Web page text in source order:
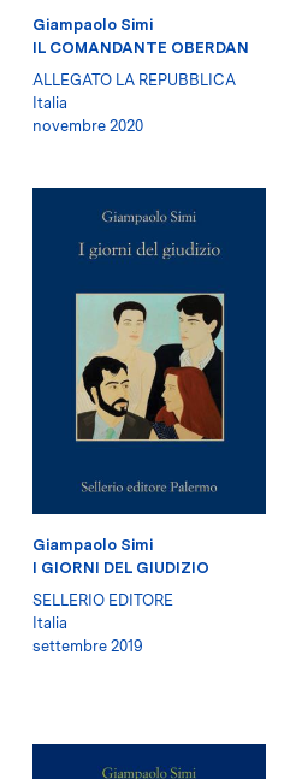
Giampaolo Simi
IL COMANDANTE OBERDAN
ALLEGATO LA REPUBBLICA
Italia
novembre 2020
Giampaolo Simi
I GIORNI DEL GIUDIZIO
SELLERIO EDITORE
Italia
settembre 2019